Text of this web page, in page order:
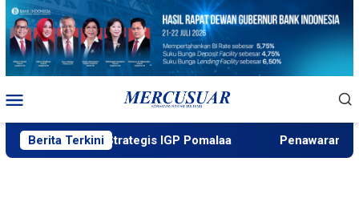
Loncat
konten
Mobile
Berita Terkini
Proyek Strategis IGP Pomalaa Penawaran